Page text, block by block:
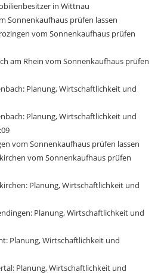
in Wittnau
Sonnenkaufhaus prüfen lassen
vom Sonnenkaufhaus prüfen
am Rhein vom Sonnenkaufhaus prüfen
Planung, Wirtschaftlichkeit und
Planung, Wirtschaftlichkeit und
vom Sonnenkaufhaus prüfen lassen
vom Sonnenkaufhaus prüfen
Planung, Wirtschaftlichkeit und
Planung, Wirtschaftlichkeit und
Planung, Wirtschaftlichkeit und
Planung, Wirtschaftlichkeit und